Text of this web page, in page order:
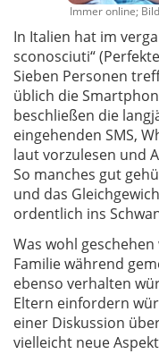
Immer online;
In Italien hat im
sconosciuti“
Sieben Personen
üblich die
beschließen die
eingehenden SMS,
laut vorzulesen und
So manches gut
und das
ordentlich ins
Was wohl
Familie während
ebenso verhalten
Eltern einfordern
einer Diskussion
vielleicht neue